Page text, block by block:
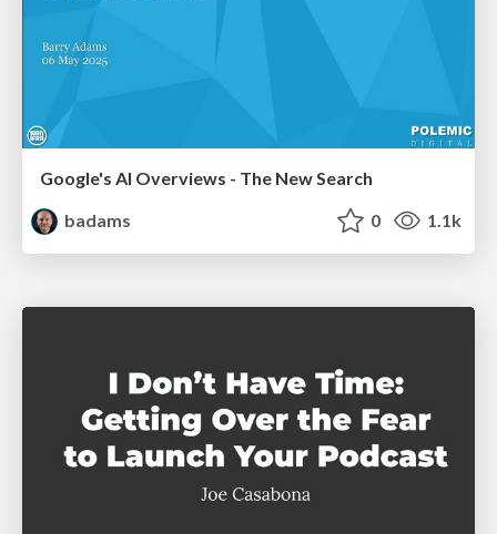
Google's AI Overviews - The New Search
badams
0 1.1k